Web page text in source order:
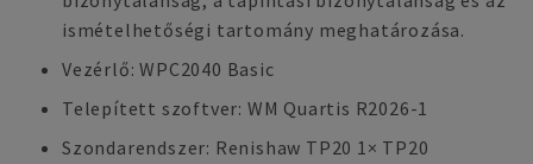
ismételhetőségi tartomány meghatározása.
Vezérlő: WPC2040 Basic
Telepített szoftver: WM Quartis R2026-1
Szondarendszer: Renishaw TP20 1× TP20